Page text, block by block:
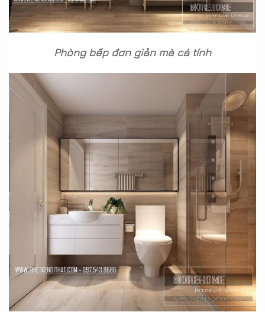
Phòng bếp đơn giản mà cá tính